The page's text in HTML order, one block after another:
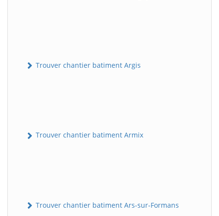
Trouver chantier batiment Argis
Trouver chantier batiment Armix
Trouver chantier batiment Ars-sur-Formans